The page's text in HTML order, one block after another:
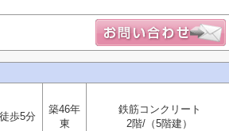
徒歩5分
築46年
東
鉄筋コンクリート
2階/（5階建）